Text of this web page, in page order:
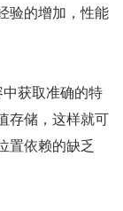
验的增加，性能
获取准确的特
存储，这样就可
置依赖的缺乏